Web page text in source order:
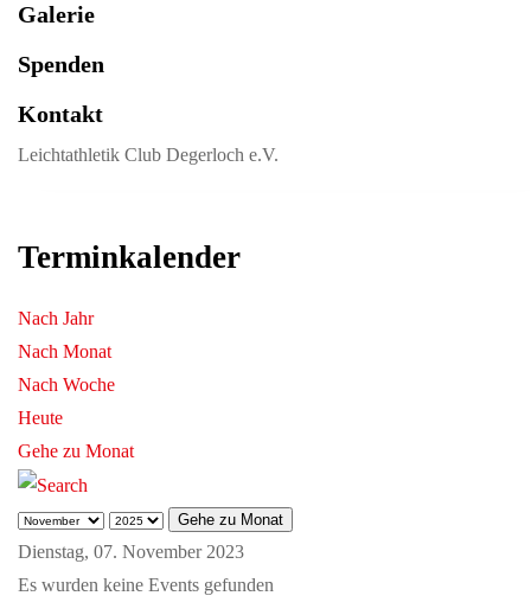
Galerie
Spenden
Kontakt
Leichtathletik Club Degerloch e.V.
Terminkalender
Nach Jahr
Nach Monat
Nach Woche
Heute
Gehe zu Monat
Gehe zu Monat
Dienstag, 07. November 2023
Es wurden keine Events gefunden